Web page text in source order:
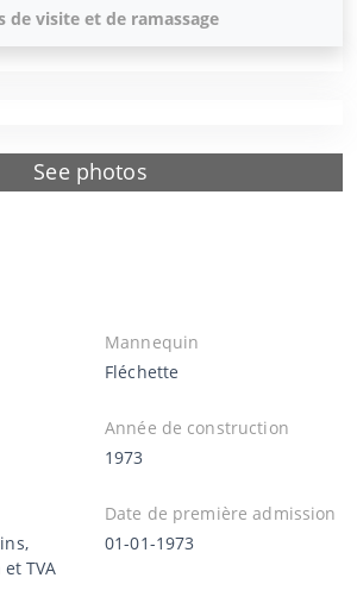
See photos
de visite et de ramassage
Mannequin
Fléchette
Année de construction
1973
TVA
Date de première admission
01-01-1973